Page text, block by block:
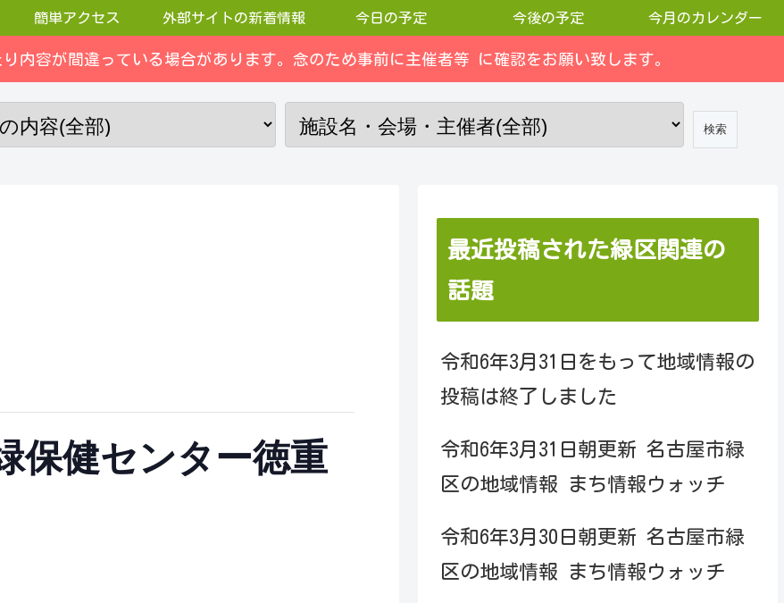
簡単アクセス 外部サイトの新着情報 今日の予定 今後の予定 今月のカレンダー
内容が間違っている場合があります。念のため事前に主催者等 に確認をお願い致します。
保健センター徳重
最近投稿された緑区関連の
話題
令和6年3月31日をもって地域情報の
投稿は終了しました
令和6年3月31日朝更新 名古屋市緑
区の地域情報 まち情報ウォッチ
令和6年3月30日朝更新 名古屋市緑
区の地域情報 まち情報ウォッチ